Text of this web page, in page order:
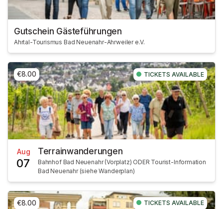
Gutschein Gästeführungen
Ahrtal-Tourismus Bad Neuenahr-Ahrweiler e.V.
€8.00 TICKETS AVAILABLE
Aug
07
Terrainwanderungen
Bahnhof Bad Neuenahr (Vorplatz) ODER Tourist-Information
Bad Neuenahr (siehe Wanderplan)
€8.00 TICKETS AVAILABLE